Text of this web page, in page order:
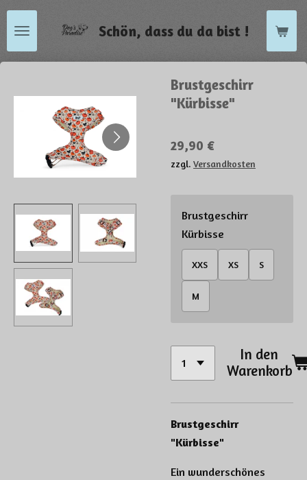
Zum
Hauptinhalt
springen
Schön, dass du da bist !
Brustgeschirr
"Kürbisse"
29,90 €
zzgl. Versandkosten
Brustgeschirr
Kürbisse
XXS XS S
M
In den
Warenkorb
Brustgeschirr
"Kürbisse"
Ein wunderschönes